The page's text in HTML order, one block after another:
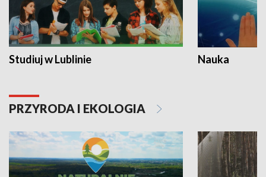
Studiuj w Lublinie Nauka
PRZYRODA I EKOLOGIA